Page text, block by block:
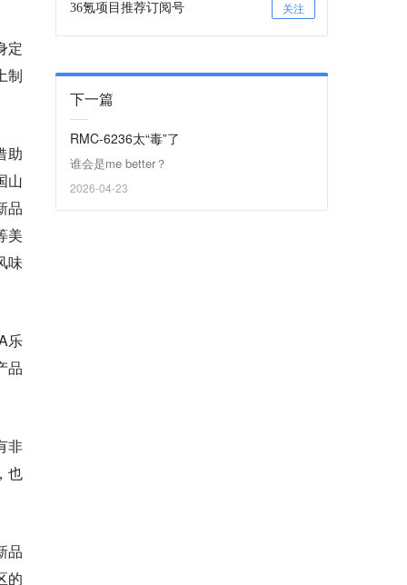
定
制
助
山
品
美
味
乐
品
非
也
品
的
36氪项目推荐订阅号 关注
下一篇
RMC-6236太“毒”了
谁会是me better？
2026-04-23